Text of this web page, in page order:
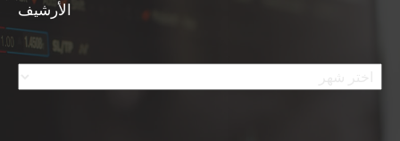
الأرشيف
الأرشيف